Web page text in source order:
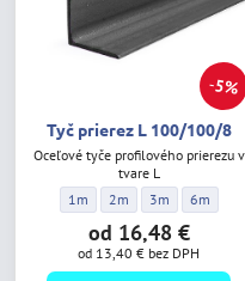
5%
Tyč prierez L 100/100/8
Oceľové tyče profilového prierezu v
tvare L
Tyč prierez L 100/100/8 -
1m Tyč prierez L 100/100/
2m Tyč prierez L
3m Tyč
6m
od 16,48 €
od 13,40 € bez DPH